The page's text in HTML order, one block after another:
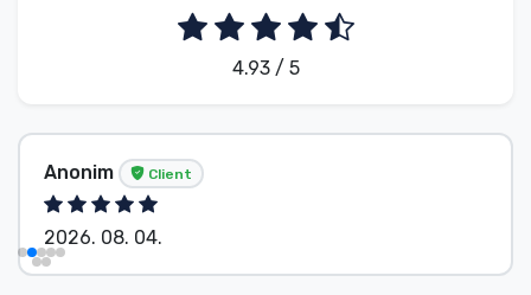
4.93 / 5
Anonim Client
2026. 08. 04.